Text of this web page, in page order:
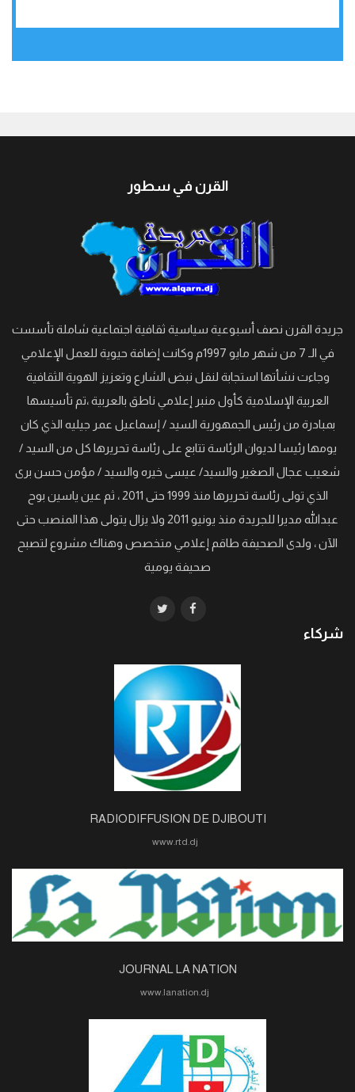
القرن في سطور
جريدة القرن نصف أسبوعية سياسية ثقافية اجتماعية شاملة تأسست
في الـ 7 من شهر مايو 1997م وكانت إضافة حيوية للعمل الإعلامي
وجاءت نشأتها استجابة لنقل نبض الشارع وتعزيز الهوية الثقافية
العربية الإسلامية كأول منبر إعلامي ناطق بالعربية ،تم تأسيسها
بمبادرة من رئيس الجمهورية السيد / إسماعيل عمر جيليه الذي كان
يومها رئيسا لديوان الرئاسة تتابع على رئاسة تحريرها كل من السيد /
شعيب عجال الصغير والسيد/ عيسى خيره والسيد / مؤمن حسن برى
الذي تولى رئاسة تحريرها منذ 1999 حتى 2011 ، ثم عين ياسين بوح
عبدالله مديرا للجريدة منذ يونيو 2011 ولا يزال يتولى هذا المنصب حتى
الآن ، ولدى الصحيفة طاقم إعلامي متخصص وهناك مشروع لتصبح
صحيفة يومية
شركاء
RADIODIFFUSION DE DJIBOUTI
JOURNAL LA NATION